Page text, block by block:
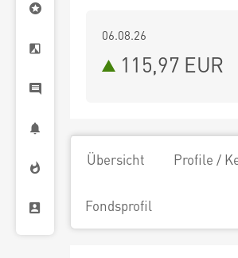
06.08.26
115,97 EUR
Übersicht Profile /
Fondsprofil